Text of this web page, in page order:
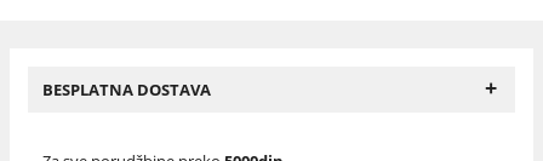
BESPLATNA DOSTAVA +